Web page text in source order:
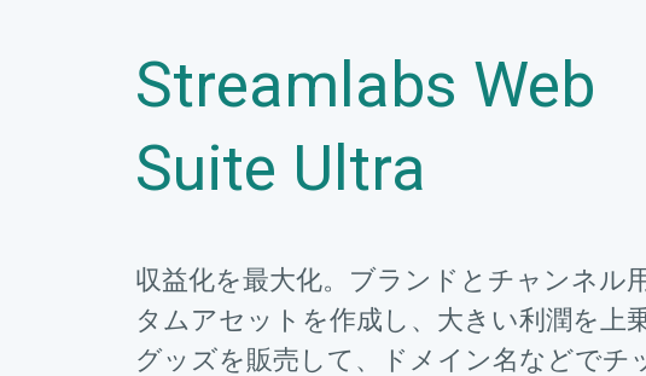
Streamlabs Web
Suite Ultra
収益化を最大化。ブランドとチャンネル
タムアセットを作成し、大きい利潤を上
グッズを販売して、ドメイン名などでチ